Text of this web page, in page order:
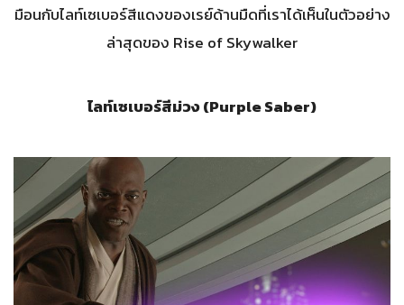
มือนกับไลท์เซเบอร์สีแดงของเรย์ด้านมืดที่เราได้เห็นในตัวอย่าง
ล่าสุดของ Rise of Skywalker
ไลท์เซเบอร์สีม่วง (Purple Saber)